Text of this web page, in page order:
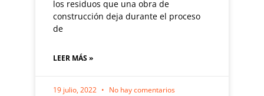
los residuos que una obra de
construcción deja durante el proceso
de
LEER MÁS »
19 julio, 2022 No hay comentarios